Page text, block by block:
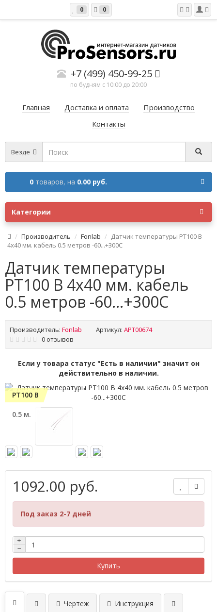
0 0
+7 (499) 450-99-25
по будням с 10:00 до 20:00
Главная Доставка и оплата
Производство
Контакты
Везде
0 товаров, на 0.00 руб.
Категории
Производитель Fonlab
Датчик температуры PT100 B
4x40 мм. кабель 0.5 метров -60...+300C
Датчик температуры
PT100 B 4x40 мм. кабель
0.5 метров -60...+300C
Производитель: Fonlab Артикул: APT00674
0 отзывов
Если у товара статус "Есть в наличии" значит он
действительно в наличии.
PT100 B
0.5 м.
1092.00 руб.
Под заказ 2-7 дней
+
−
Купить
Чертеж Инструкция